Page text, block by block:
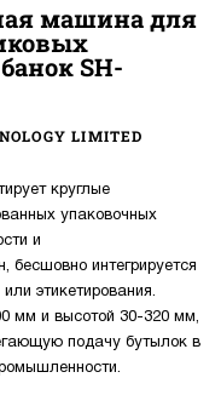
машина для
SH-
LIMITED
круглые
упаковочных
и
бесшовно интегрируется
этикетирования.
мм и высотой 30-320 мм,
подачу бутылок в